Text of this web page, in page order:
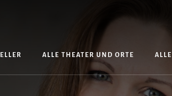
ALLE THEATER UND ORTE